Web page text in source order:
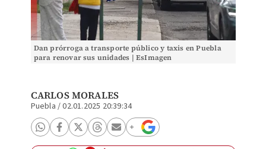
Dan prórroga a transporte público y taxis en Puebla
para renovar sus unidades | EsImagen
CARLOS MORALES
Puebla /02.01.2025 20:39:34